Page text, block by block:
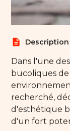
description Description
Dans l'une
bucoliques
recherché,
d'esthétique
d'un fort